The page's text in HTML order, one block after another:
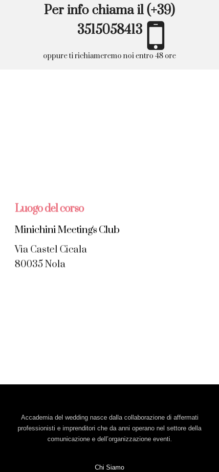
Per info chiama il (+39)
3515058413
oppure ti richiameremo noi entro 48 ore
Luogo del corso
Minichini Meeting's Club
Via Castel Cicala
80035 Nola
Accademia del wedding nasce dalla collaborazione di affermati
professionisti e imprenditori che da anni operano nel settore della
comunicazione e dell’organizzazione eventi.
Chi Siamo